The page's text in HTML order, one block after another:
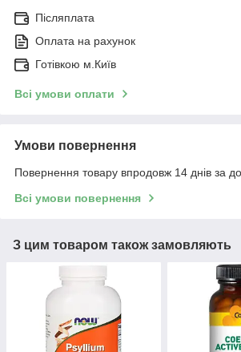
Післяплата
Оплата на рахунок
Готівкою м.Київ
Всі умови оплати
Умови повернення
Повернення товару впродовж 14 днів за
Всі умови повернення
З цим товаром також замовляють